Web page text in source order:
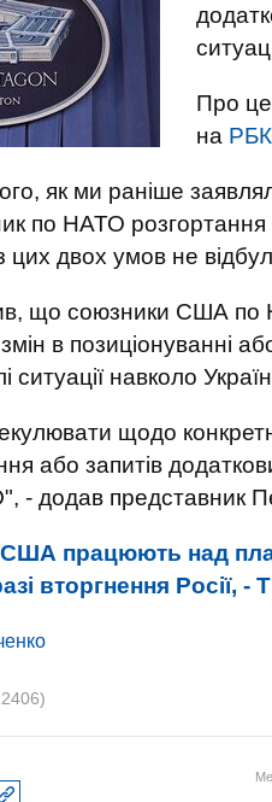
Про
на
як ми раніше
по НАТО
двох умов не
що союзники США
в позиціонуванні
ситуації навколо
щодо
або запитів
- додав представник
США працюють над
вторгнення Росії, -